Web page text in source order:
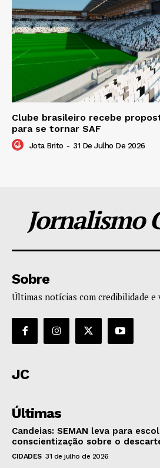
Clube brasileiro recebe
para se tornar SAF
Jota Brito - 31 De Julho De 2026
Jornalismo
Sobre
Últimas notícias com credibilidade e
JC
Últimas
Candeias: SEMAN leva para
conscientização sobre o
CIDADES 31 de julho de 2026